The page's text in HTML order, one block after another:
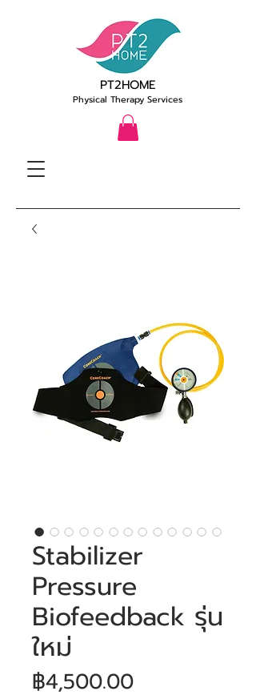
PT2HOME
Physical Therapy Services
Stabilizer
Pressure
Biofeedback รุ่น
ใหม่
฿4,500.00ราคา